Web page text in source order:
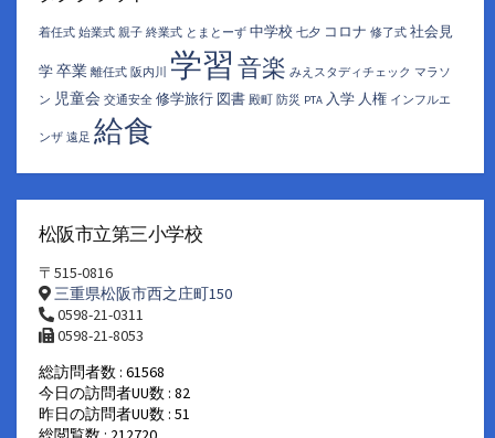
着任式 始業式 親子 終業式 とまとーず 中学校 七夕 コロナ 修了式 社会見
学 卒業 離任式 阪内川 学習 音楽 みえスタディチェック マラソ
ン 児童会 交通安全 修学旅行 図書 殿町 防災 PTA 入学 人権 インフルエ
ンザ 遠足 給食
松阪市立第三小学校
〒515-0816
三重県松阪市西之庄町150
0598-21-0311
0598-21-8053
総訪問者数 : 61568
今日の訪問者UU数 : 82
昨日の訪問者UU数 : 51